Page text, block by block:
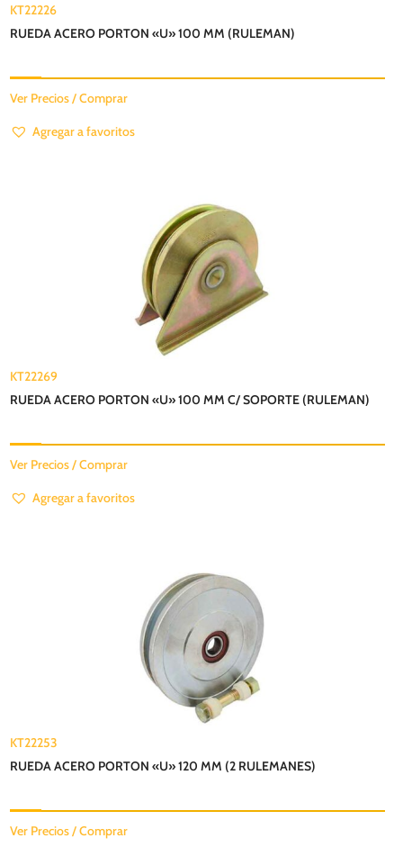
KT22226
RUEDA ACERO PORTON «U» 100 MM (RULEMAN)
Ver Precios / Comprar
Agregar a favoritos
KT22269
RUEDA ACERO PORTON «U» 100 MM C/ SOPORTE (RULEMAN)
Ver Precios / Comprar
Agregar a favoritos
KT22253
RUEDA ACERO PORTON «U» 120 MM (2 RULEMANES)
Ver Precios / Comprar